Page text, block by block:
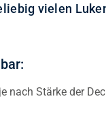
vielen
nach Stärke der